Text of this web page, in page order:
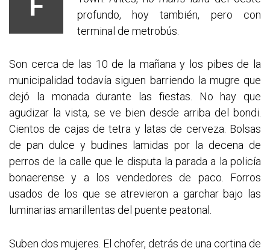
profundo, hoy también, pero con
terminal de metrobús.
Son cerca de las 10 de la mañana y los pibes de la
municipalidad todavía siguen barriendo la mugre que
dejó la monada durante las fiestas. No hay que
agudizar la vista, se ve bien desde arriba del bondi.
Cientos de cajas de tetra y latas de cerveza. Bolsas
de pan dulce y budines lamidas por la decena de
perros de la calle que le disputa la parada a la policía
bonaerense y a los vendedores de paco. Forros
usados de los que se atrevieron a garchar bajo las
luminarias amarillentas del puente peatonal.
Suben dos mujeres. El chofer, detrás de una cortina de